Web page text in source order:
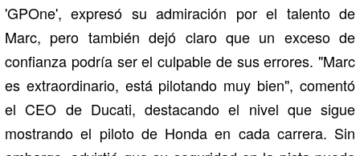
'GPOne', expresó su admiración por el talento de
Marc, pero también dejó claro que un exceso de
confianza podría ser el culpable de sus errores. "Marc
es extraordinario, está pilotando muy bien", comentó
el CEO de Ducati, destacando el nivel que sigue
mostrando el piloto de Honda en cada carrera. Sin